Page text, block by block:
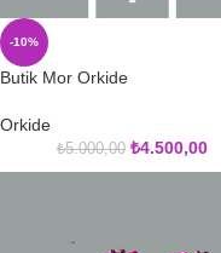
-10%
Butik Mor Orkide
Orkide
₺5.000,00 ₺4.500,00